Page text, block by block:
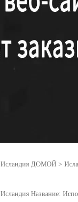
Исландия ДОМОЙ>
Исландия Название: